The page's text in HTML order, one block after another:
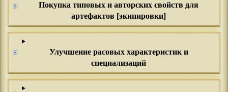
Покупка типовых и авторских свойств для
артефактов [экипировки]
Улучшение расовых характеристик и
специализаций